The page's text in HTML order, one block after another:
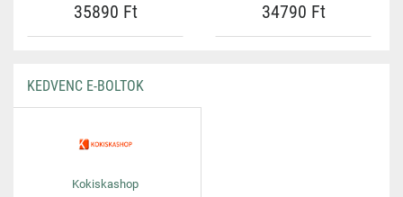
35890 Ft 34790 Ft
KEDVENC E-BOLTOK
Kokiskashop